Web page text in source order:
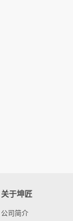
关于坤匠
公司简介